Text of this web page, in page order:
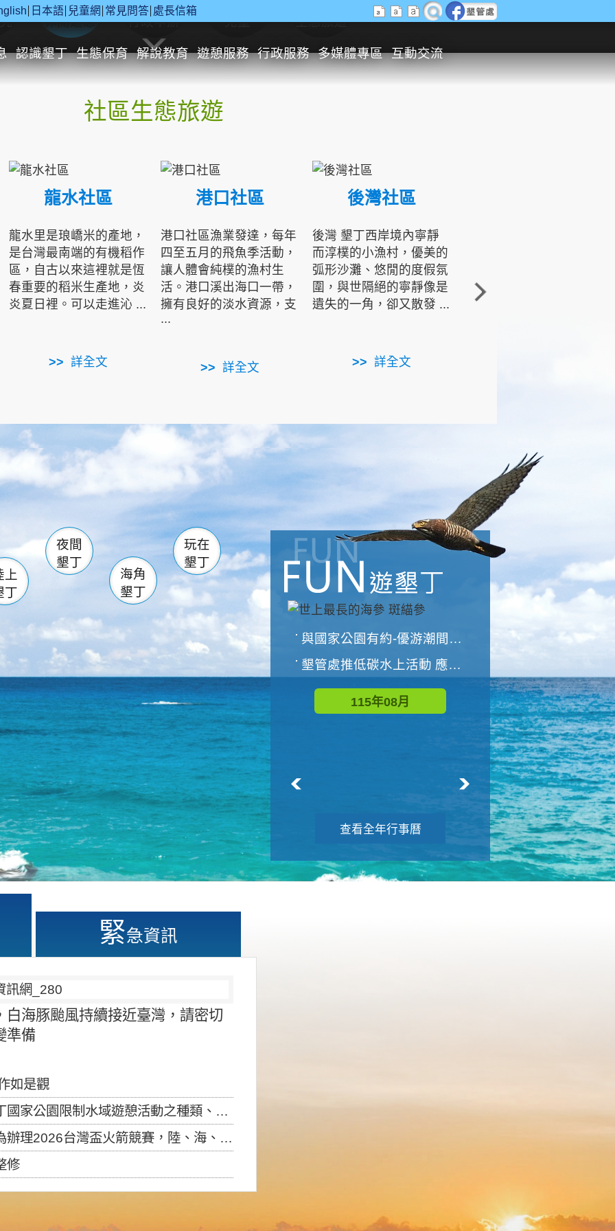
日本語 兒童網 常見問答 處長信箱
認識墾丁 生態保育 解說教育 遊憩服務 行政服務 多媒體專區 互動交流
休閒遊憩 行政申辦 兒童 生態旅遊
社區生態旅遊
龍水社區
龍水里是琅嶠米的產地，
是台灣最南端的有機稻作
區，自古以來這裡就是恆
春重要的稻米生產地，炎
炎夏日裡。可以走進沁 ...
詳全文
港口社區
港口社區漁業發達，每年
四至五月的飛魚季活動，
讓人體會純樸的漁村生
活。港口溪出海口一帶，
擁有良好的淡水資源，支
...
詳全文
後灣社區
後灣 墾丁西岸境內寧靜
而淳樸的小漁村，優美的
弧形沙灘、悠閒的度假氛
圍，與世隔絕的寧靜像是
遺失的一角，卻又散發 ...
詳全文
角的端點，冬季海浪拍打
著礁岸，旺盛的侵蝕作
南仁湖
滿州 佳樂水
森林遊樂區
墾管處遊客中心
社頂公園 風吹沙
船帆石 龍磐公園
香蕉灣 龍坑
鵝鑾鼻
上
丁
夜間
墾丁
海角
墾丁
玩在
墾丁
與國家公園有約-優游潮間探險者
墾管處推低碳水上活動 應屆畢業生限額免費參加
115年08月
世界地球清潔日 墾管處辦理「2026年墾丁國家公園沙灘淨灘活動
115年09月
查看全年行事曆
緊急資訊
海豚颱風持續接近臺灣，請密切
準備
如是觀
制水域遊憩活動之種類、範圍、時間及行為」，自即日生效。
盃火箭競賽，陸、海、空域警戒及協調相關事宜，因颱風備案事宜
修